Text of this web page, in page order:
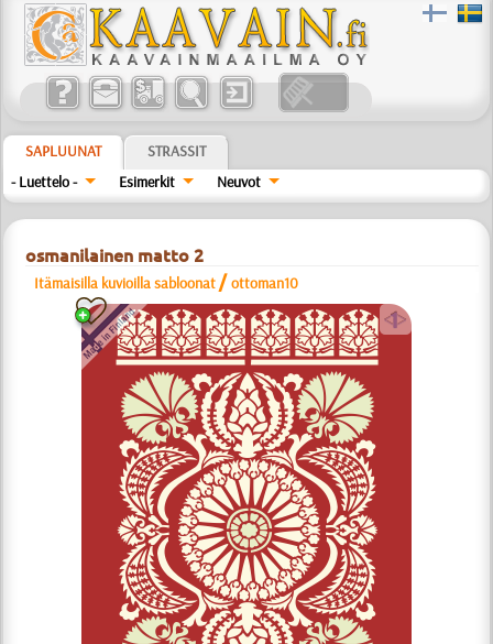
SAPLUUNAT
STRASSIT
- Luettelo -
Esimerkit Neuvot
osmanilainen matto 2
Itämaisilla kuvioilla sabloonat /ottoman10
a